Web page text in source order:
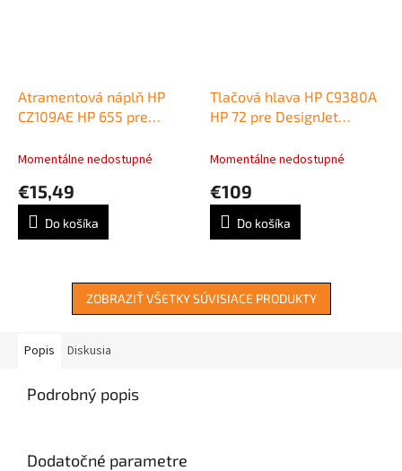
Atramentová náplň HP
CZ109AE HP 655 pre
3525/4615/4625/5525
Momentálne nedostupné
€15,49
Do košíka
Tlačová hlava HP C9380A
HP 72 pre DesignJet
grey/photo black
Momentálne nedostupné
€109
Do košíka
ZOBRAZIŤ VŠETKY SÚVISIACE PRODUKTY
Popis Diskusia
Podrobný popis
Dodatočné parametre